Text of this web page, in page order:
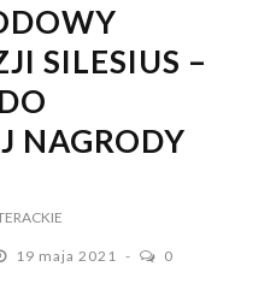
SILESIUS –
NAGRODY
19 maja 2021 0